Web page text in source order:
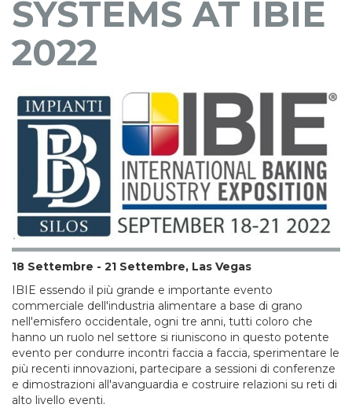
SYSTEMS AT IBIE
2022
18 Settembre - 21 Settembre, Las Vegas
IBIE essendo il più grande e importante evento
commerciale dell'industria alimentare a base di grano
nell'emisfero occidentale, ogni tre anni, tutti coloro che
hanno un ruolo nel settore si riuniscono in questo potente
evento per condurre incontri faccia a faccia, sperimentare le
più recenti innovazioni, partecipare a sessioni di conferenze
e dimostrazioni all'avanguardia e costruire relazioni su reti di
alto livello eventi.